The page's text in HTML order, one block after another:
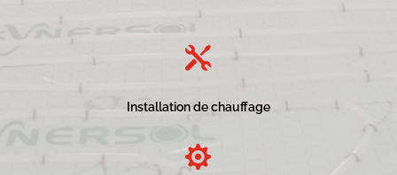

Installation de chauffage
